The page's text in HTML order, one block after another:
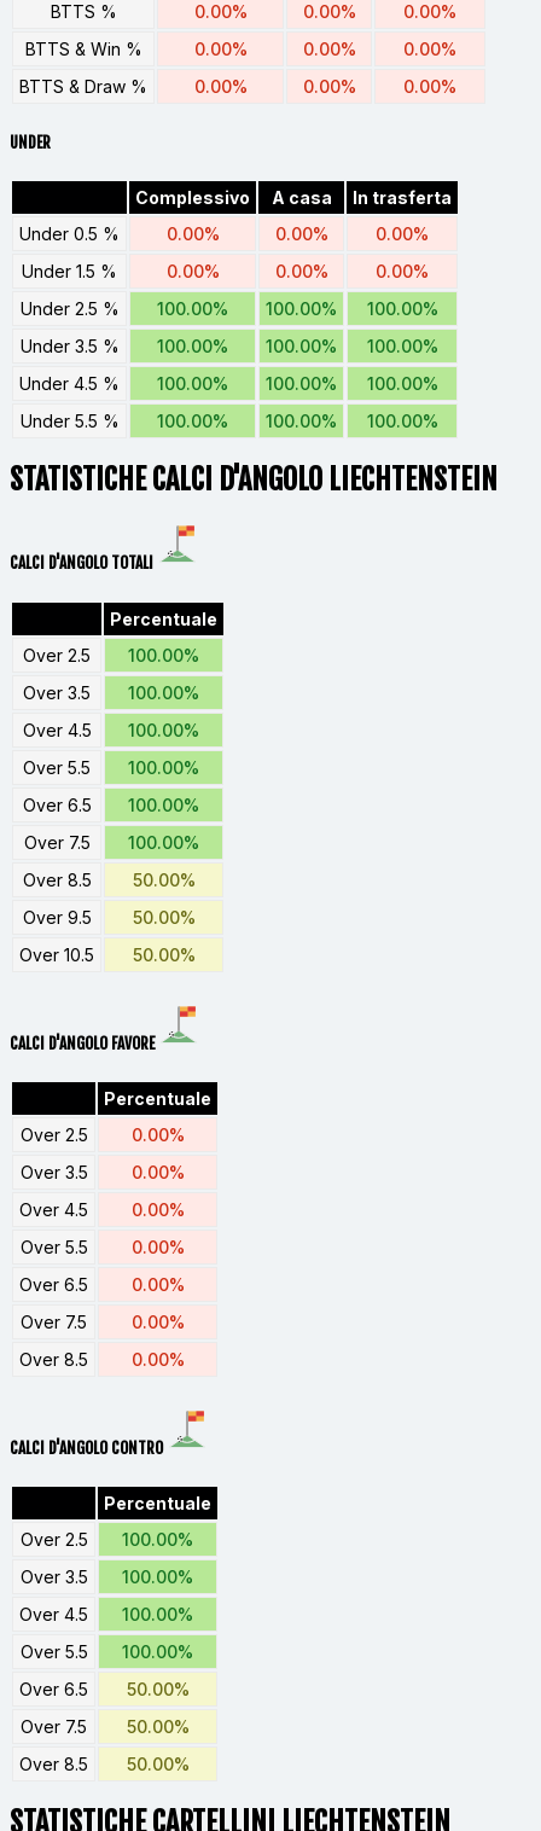
BTTS % 0.00% 0.00%
0.00%
BTTS & Win %
0.00% 0.00%
0.00%
BTTS & Draw %
0.00% 0.00% 0.00%
UNDER
Complessivo A casa
In trasferta
Under 0.5 %
0.00% 0.00%
0.00%
Under 1.5 %
0.00% 0.00%
0.00%
Under 2.5 %
100.00% 100.00%
100.00%
Under 3.5 %
100.00% 100.00%
100.00%
Under 4.5 %
100.00% 100.00%
100.00%
Under 5.5 %
100.00% 100.00% 100.00%
STATISTICHE CALCI D'ANGOLO LIECHTENSTEIN
CALCI D'ANGOLO TOTALI
Percentuale
Over 2.5
100.00%
Over 3.5
100.00%
Over 4.5
100.00%
Over 5.5
100.00%
Over 6.5
100.00%
Over 7.5
100.00%
Over 8.5
50.00%
Over 9.5
50.00%
Over 10.5
50.00%
CALCI D'ANGOLO FAVORE
Percentuale
Over 2.5
0.00%
Over 3.5
0.00%
Over 4.5
0.00%
Over 5.5
0.00%
Over 6.5
0.00%
Over 7.5
0.00%
Over 8.5
0.00%
CALCI D'ANGOLO CONTRO
Percentuale
Over 2.5
100.00%
Over 3.5
100.00%
Over 4.5
100.00%
Over 5.5
100.00%
Over 6.5
50.00%
Over 7.5
50.00%
Over 8.5
50.00%
STATISTICHE CARTELLINI LIECHTENSTEIN